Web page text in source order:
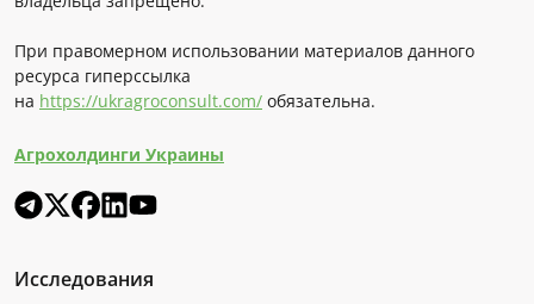
При правомерном использовании материалов данного
ресурса гиперссылка
на https://ukragroconsult.com/ обязательна.
Агрохолдинги Украины
Исследования